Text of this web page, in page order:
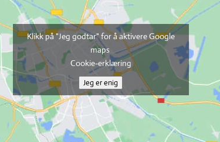
Klikk på "Jeg godtar" for å aktivere Google
maps
Cookie-erklæring
Jeg er enig